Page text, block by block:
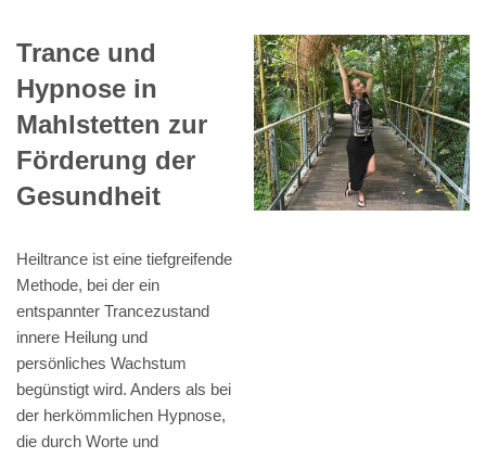
Trance und
Hypnose in
Mahlstetten zur
Förderung der
Gesundheit
Heiltrance ist eine tiefgreifende
Methode, bei der ein
entspannter Trancezustand
innere Heilung und
persönliches Wachstum
begünstigt wird. Anders als bei
der herkömmlichen Hypnose,
die durch Worte und